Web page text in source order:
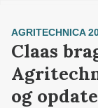
AGRITECHNICA
Claas
og